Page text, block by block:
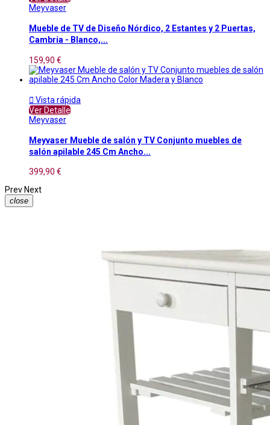
Meyvaser
Mueble de TV de Diseño Nórdico, 2 Estantes y 2 Puertas,
Cambria - Blanco,...
159,90 €
 Vista rápida
Ver Detalle
Meyvaser
Meyvaser Mueble de salón y TV Conjunto muebles de
salón apilable 245 Cm Ancho...
399,90 €
Prev Next
close